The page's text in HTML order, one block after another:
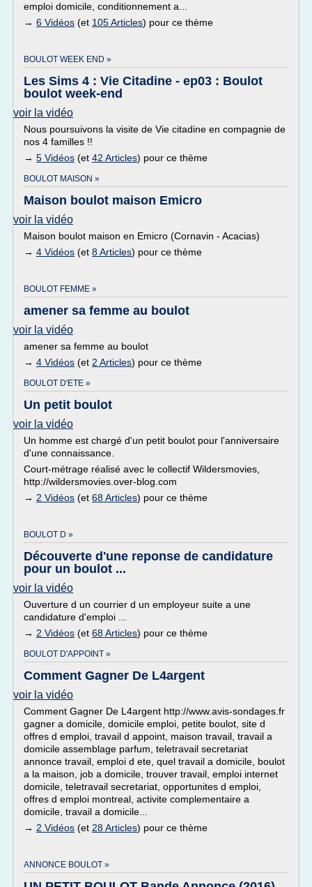
emploi domicile, conditionnement a...
→ 6 Vidéos (et 105 Articles) pour ce thème
BOULOT WEEK END »
Les Sims 4 : Vie Citadine - ep03 : Boulot
boulot week-end
voir la vidéo
Nous poursuivons la visite de Vie citadine en compagnie de
nos 4 familles !!
→ 5 Vidéos (et 42 Articles) pour ce thème
BOULOT MAISON »
Maison boulot maison Emicro
voir la vidéo
Maison boulot maison en Emicro (Cornavin - Acacias)
→ 4 Vidéos (et 8 Articles) pour ce thème
BOULOT FEMME »
amener sa femme au boulot
voir la vidéo
amener sa femme au boulot
→ 4 Vidéos (et 2 Articles) pour ce thème
BOULOT D'ETE »
Un petit boulot
voir la vidéo
Un homme est chargé d'un petit boulot pour l'anniversaire
d'une connaissance.
Court-métrage réalisé avec le collectif Wildersmovies,
http://wildersmovies.over-blog.com
→ 2 Vidéos (et 68 Articles) pour ce thème
BOULOT D »
Découverte d'une reponse de candidature
pour un boulot ...
voir la vidéo
Ouverture d un courrier d un employeur suite a une
candidature d'emploi ...
→ 2 Vidéos (et 68 Articles) pour ce thème
BOULOT D'APPOINT »
Comment Gagner De L4argent
voir la vidéo
Comment Gagner De L4argent http://www.avis-sondages.fr
gagner a domicile, domicile emploi, petite boulot, site d
offres d emploi, travail d appoint, maison travail, travail a
domicile assemblage parfum, teletravail secretariat
annonce travail, emploi d ete, quel travail a domicile, boulot
a la maison, job a domicile, trouver travail, emploi internet
domicile, teletravail secretariat, opportunites d emploi,
offres d emploi montreal, activite complementaire a
domicile, travail a domicile...
→ 2 Vidéos (et 28 Articles) pour ce thème
ANNONCE BOULOT »